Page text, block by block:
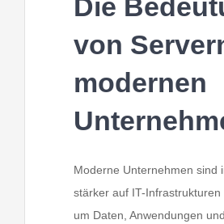
Die
von
modernen
Moderne Unternehmen sind
stärker auf IT-Infrastrukturen
um Daten, Anwendungen